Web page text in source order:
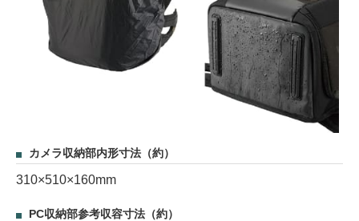
カメラ収納部内形寸法（約）
310×510×160mm
PC収納部参考収容寸法（約）